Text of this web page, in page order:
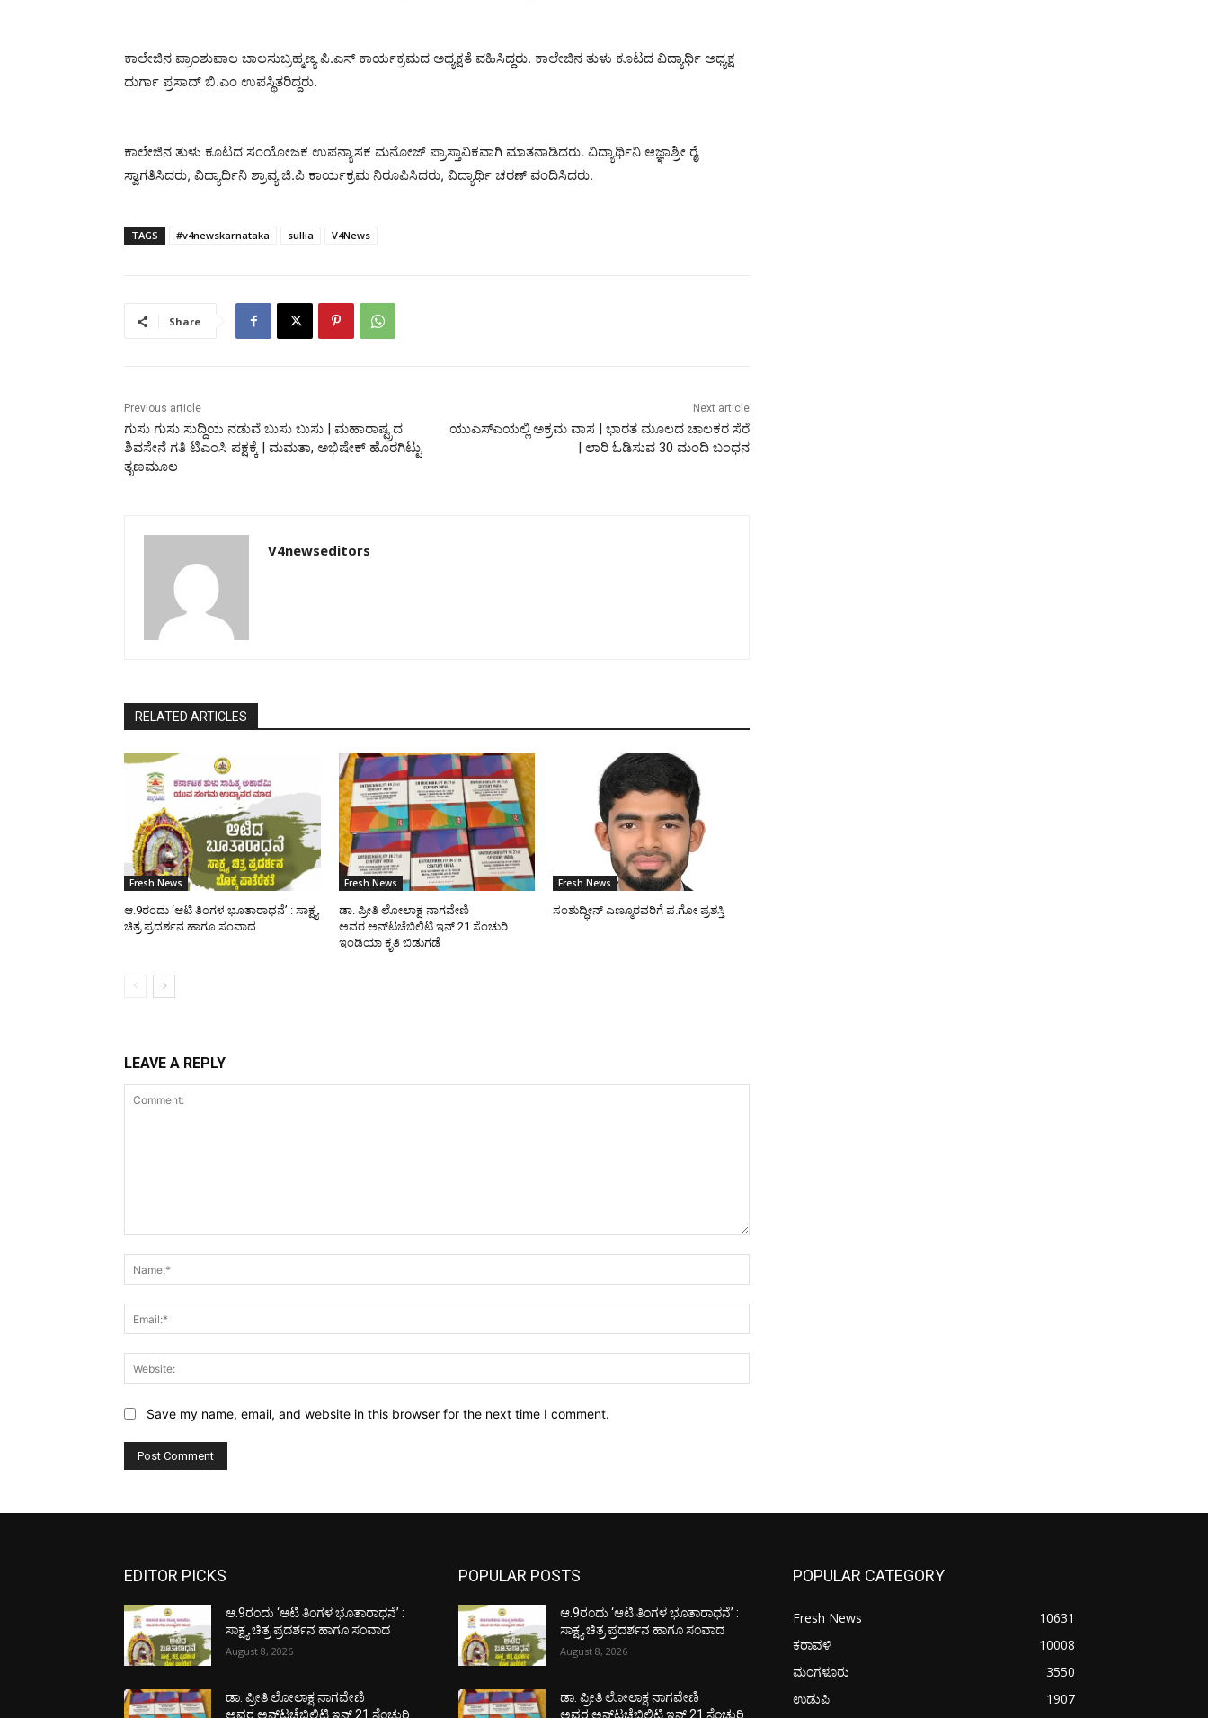
ಕಾಲೇಜಿನ ಪ್ರಾಂಶುಪಾಲ ಬಾಲಸುಬ್ರಹ್ಮಣ್ಯ ಪಿ.ಎಸ್ ಕಾರ್ಯಕ್ರಮದ ಅಧ್ಯಕ್ಷತೆ ವಹಿಸಿದ್ದರು.‌ ಕಾಲೇಜಿನ ತುಳು ಕೂಟದ ವಿದ್ಯಾರ್ಥಿ ಅಧ್ಯಕ್ಷ
ದುರ್ಗಾ ಪ್ರಸಾದ್ ಬಿ.ಎಂ ಉಪಸ್ಥಿತರಿದ್ದರು.
ಕಾಲೇಜಿನ ತುಳು ಕೂಟದ ಸಂಯೋಜಕ ಉಪನ್ಯಾಸಕ ಮನೋಜ್ ಪ್ರಾಸ್ತಾವಿಕವಾಗಿ ಮಾತನಾಡಿದರು. ವಿದ್ಯಾರ್ಥಿನಿ ಆಜ್ಞಾಶ್ರೀ ರೈ
ಸ್ವಾಗತಿಸಿದರು, ವಿದ್ಯಾರ್ಥಿನಿ ಶ್ರಾವ್ಯ ಜಿ.ಪಿ ಕಾರ್ಯಕ್ರಮ ನಿರೂಪಿಸಿದರು, ವಿದ್ಯಾರ್ಥಿ ಚರಣ್ ವಂದಿಸಿದರು.
TAGS #v4newskarnataka sullia V4News
Share
Previous article
ಗುಸು ಗುಸು ಸುದ್ದಿಯ ನಡುವೆ ಬುಸು ಬುಸು | ಮಹಾರಾಷ್ಟ್ರದ
ಶಿವಸೇನೆ ಗತಿ ಟಿಎಂಸಿ ಪಕ್ಷಕ್ಕೆ | ಮಮತಾ, ಅಭಿಷೇಕ್ ಹೊರಗಿಟ್ಟು
ತೃಣಮೂಲ
Next article
ಯುಎಸ್‌ಎಯಲ್ಲಿ ಅಕ್ರಮ ವಾಸ | ಭಾರತ ಮೂಲದ ಚಾಲಕರ ಸೆರೆ
| ಲಾರಿ ಓಡಿಸುವ 30 ಮಂದಿ ಬಂಧನ
V4newseditors
RELATED ARTICLES
Fresh News
ಆ.9ರಂದು ‘ಆಟಿ ತಿಂಗಳ ಭೂತಾರಾಧನೆ’ : ಸಾಕ್ಷ್ಯ
ಚಿತ್ರ ಪ್ರದರ್ಶನ ಹಾಗೂ ಸಂವಾದ
Fresh News
ಡಾ. ಪ್ರೀತಿ ಲೋಲಾಕ್ಷ ನಾಗವೇಣಿ
ಅವರ ಅನ್‌ಟಚೆಬಿಲಿಟಿ ಇನ್ 21 ಸೆಂಚುರಿ
ಇಂಡಿಯಾ ಕೃತಿ ಬಿಡುಗಡೆ
Fresh News
ಸಂಶುದ್ಧೀನ್ ಎಣ್ಮೂರವರಿಗೆ ಪ.ಗೋ ಪ್ರಶಸ್ತಿ
LEAVE A REPLY
Save my name, email, and website in this browser for the next time I comment.
EDITOR PICKS
ಆ.9ರಂದು ‘ಆಟಿ ತಿಂಗಳ ಭೂತಾರಾಧನೆ’ :
ಸಾಕ್ಷ್ಯ ಚಿತ್ರ ಪ್ರದರ್ಶನ ಹಾಗೂ ಸಂವಾದ
August 8, 2026
ಡಾ. ಪ್ರೀತಿ ಲೋಲಾಕ್ಷ ನಾಗವೇಣಿ
ಅವರ ಅನ್‌ಟಚೆಬಿಲಿಟಿ ಇನ್ 21 ಸೆಂಚುರಿ
POPULAR POSTS
ಆ.9ರಂದು ‘ಆಟಿ ತಿಂಗಳ ಭೂತಾರಾಧನೆ’ :
ಸಾಕ್ಷ್ಯ ಚಿತ್ರ ಪ್ರದರ್ಶನ ಹಾಗೂ ಸಂವಾದ
August 8, 2026
ಡಾ. ಪ್ರೀತಿ ಲೋಲಾಕ್ಷ ನಾಗವೇಣಿ
ಅವರ ಅನ್‌ಟಚೆಬಿಲಿಟಿ ಇನ್ 21 ಸೆಂಚುರಿ
POPULAR CATEGORY
Fresh News
10631
ಕರಾವಳಿ
10008
ಮಂಗಳೂರು
3550
ಉಡುಪಿ
1907